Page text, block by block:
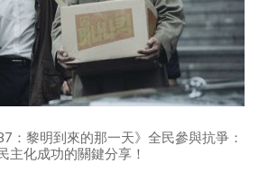
：黎明到來的那一天》全民參與抗爭：
主化成功的關鍵分享！